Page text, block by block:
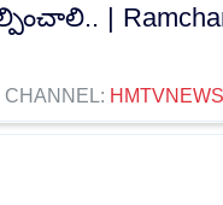
|
CHANNEL: HMTVNEWS